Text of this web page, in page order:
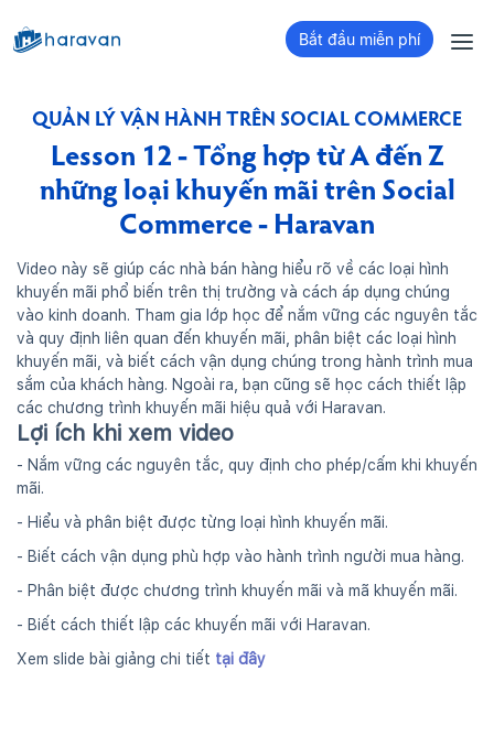
Bắt đầu miễn phí
QUẢN LÝ VẬN HÀNH TRÊN SOCIAL COMMERCE
Lesson 12 - Tổng hợp từ A đến Z
những loại khuyến mãi trên Social
Commerce - Haravan
Video này sẽ giúp các nhà bán hàng hiểu rõ về các loại hình
khuyến mãi phổ biến trên thị trường và cách áp dụng chúng
vào kinh doanh. Tham gia lớp học để nắm vững các nguyên tắc
và quy định liên quan đến khuyến mãi, phân biệt các loại hình
khuyến mãi, và biết cách vận dụng chúng trong hành trình mua
sắm của khách hàng. Ngoài ra, bạn cũng sẽ học cách thiết lập
các chương trình khuyến mãi hiệu quả với Haravan.
Lợi ích khi xem video
- Nắm vững các nguyên tắc, quy định cho phép/cấm khi khuyến
mãi.
- Hiểu và phân biệt được từng loại hình khuyến mãi.
- Biết cách vận dụng phù hợp vào hành trình người mua hàng.
- Phân biệt được chương trình khuyến mãi và mã khuyến mãi.
- Biết cách thiết lập các khuyến mãi với Haravan.
Xem slide bài giảng chi tiết tại đây